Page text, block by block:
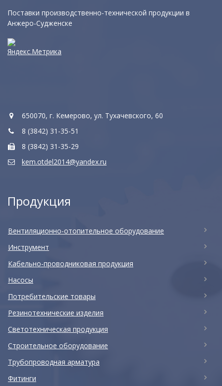
Поставки производственно-технической продукции в
Анжеро-Судженске
650070, г. Кемерово, ул. Тухачевского, 60
8 (3842) 31-35-51
8 (3842) 31-35-29
kem.otdel2014@yandex.ru
Продукция
Вентиляционно-отопительное оборудование
Инструмент
Кабельно-проводниковая продукция
Насосы
Потребительские товары
Резинотехнические изделия
Светотехническая продукция
Строительное оборудование
Трубопроводная арматура
Фитинги